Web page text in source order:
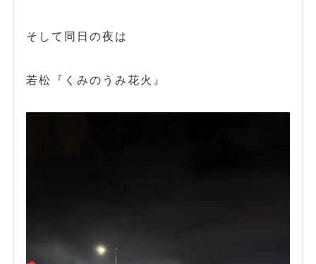
そして同日の夜は
若松『くみのうみ花火』